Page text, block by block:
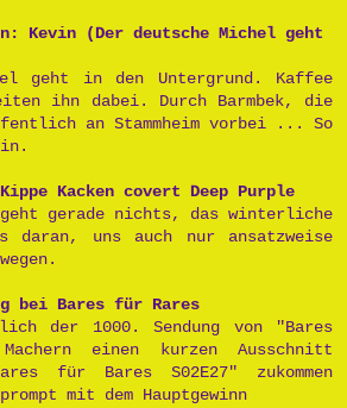
Kevin (Der deutsche Michel geht
geht in den Untergrund. Kaffee
ihn dabei. Durch Barmbek, die
an Stammheim vorbei ... So
Kacken covert Deep Purple
geht gerade nichts, das winterliche
daran, uns auch nur ansatzweise
bei Bares für Rares
der 1000. Sendung von "Bares
einen kurzen Ausschnitt
für Bares S02E27" zukommen
mit dem Hauptgewinn